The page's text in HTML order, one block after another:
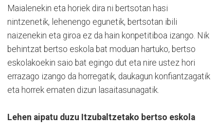
Maialenekin eta horiek dira ni bertsotan hasi
nintzenetik, lehenengo egunetik, bertsotan ibili
naizenekin eta giroa ez da hain konpetitiboa izango. Nik
behintzat bertso eskola bat moduan hartuko, bertso
eskolakoekin saio bat egingo dut eta nire ustez hori
errazago izango da horregatik, daukagun konfiantzagatik
eta horrek ematen dizun lasaitasunagatik.
Lehen aipatu duzu Itzubaltzetako bertso eskola